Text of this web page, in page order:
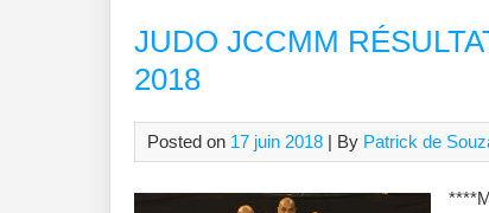
JUDO JCCMM
2018
Posted on 17 juin 2018 | By Patrick de